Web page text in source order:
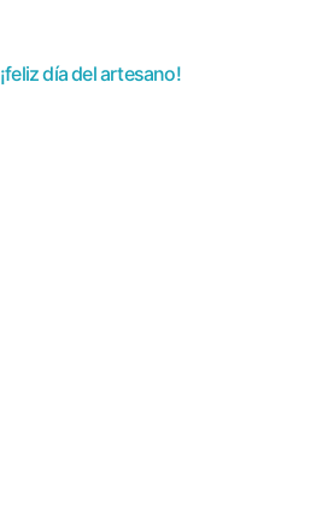
¡feliz día del artesano!